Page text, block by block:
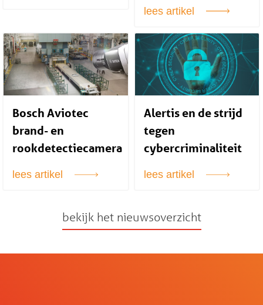
lees artikel
Bosch Aviotec
brand- en
rookdetectiecamera
lees artikel
Alertis en de strijd
tegen
cybercriminaliteit
lees artikel
bekijk het nieuwsoverzicht